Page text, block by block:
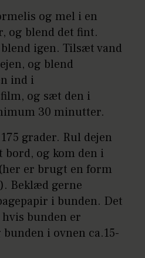
og mel i en
og blend det fint.
igen. Tilsæt vand
og blend
ind i
og sæt den i
30 minutter.
grader. Rul dejen
bord, og kom den i
er brugt en form
Beklæd gerne
i bunden. Det
bunden er
i ovnen ca.15-